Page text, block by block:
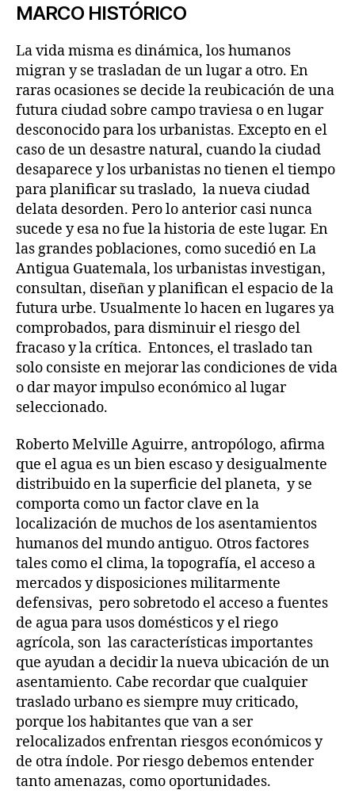
MARCO HISTÓRICO
La vida misma es dinámica, los humanos
migran y se trasladan de un lugar a otro. En
raras ocasiones se decide la reubicación de una
futura ciudad sobre campo traviesa o en lugar
desconocido para los urbanistas. Excepto en el
caso de un desastre natural, cuando la ciudad
desaparece y los urbanistas no tienen el tiempo
para planificar su traslado, la nueva ciudad
delata desorden. Pero lo anterior casi nunca
sucede y esa no fue la historia de este lugar. En
las grandes poblaciones, como sucedió en La
Antigua Guatemala, los urbanistas investigan,
consultan, diseñan y planifican el espacio de la
futura urbe. Usualmente lo hacen en lugares ya
comprobados, para disminuir el riesgo del
fracaso y la crítica. Entonces, el traslado tan
solo consiste en mejorar las condiciones de vida
o dar mayor impulso económico al lugar
seleccionado.
Roberto Melville Aguirre, antropólogo, afirma
que el agua es un bien escaso y desigualmente
distribuido en la superficie del planeta, y se
comporta como un factor clave en la
localización de muchos de los asentamientos
humanos del mundo antiguo. Otros factores
tales como el clima, la topografía, el acceso a
mercados y disposiciones militarmente
defensivas, pero sobretodo el acceso a fuentes
de agua para usos domésticos y el riego
agrícola, son las características importantes
que ayudan a decidir la nueva ubicación de un
asentamiento. Cabe recordar que cualquier
traslado urbano es siempre muy criticado,
porque los habitantes que van a ser
relocalizados enfrentan riesgos económicos y
de otra índole. Por riesgo debemos entender
tanto amenazas, como oportunidades.